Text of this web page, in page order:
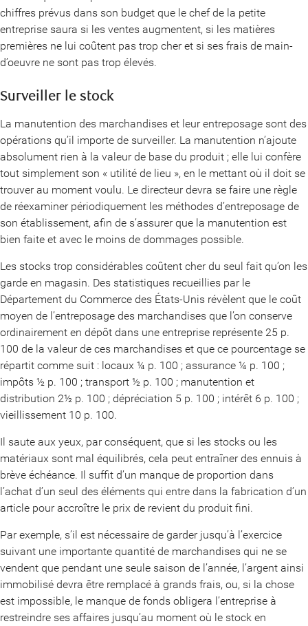
chiffres prévus dans son budget que le chef de la petite
entreprise saura si les ventes augmentent, si les matières
premières ne lui coûtent pas trop cher et si ses frais de main-
d’oeuvre ne sont pas trop élevés.
Surveiller le stock
La manutention des marchandises et leur entreposage sont des
opérations qu’il importe de surveiller. La manutention n’ajoute
absolument rien à la valeur de base du produit ; elle lui confère
tout simplement son « utilité de lieu », en le mettant où il doit se
trouver au moment voulu. Le directeur devra se faire une règle
de réexaminer périodiquement les méthodes d’entreposage de
son établissement, afin de s’assurer que la manutention est
bien faite et avec le moins de dommages possible.
Les stocks trop considérables coûtent cher du seul fait qu’on les
garde en magasin. Des statistiques recueillies par le
Département du Commerce des États-Unis révèlent que le coût
moyen de l’entreposage des marchandises que l’on conserve
ordinairement en dépôt dans une entreprise représente 25 p.
100 de la valeur de ces marchandises et que ce pourcentage se
répartit comme suit : locaux ¼ p. 100 ; assurance ¼ p. 100 ;
impôts ½ p. 100 ; transport ½ p. 100 ; manutention et
distribution 2½ p. 100 ; dépréciation 5 p. 100 ; intérêt 6 p. 100 ;
vieillissement 10 p. 100.
Il saute aux yeux, par conséquent, que si les stocks ou les
matériaux sont mal équilibrés, cela peut entraîner des ennuis à
brève échéance. Il suffit d’un manque de proportion dans
l’achat d’un seul des éléments qui entre dans la fabrication d’un
article pour accroître le prix de revient du produit fini.
Par exemple, s’il est nécessaire de garder jusqu’à l’exercice
suivant une importante quantité de marchandises qui ne se
vendent que pendant une seule saison de l’année, l’argent ainsi
immobilisé devra être remplacé à grands frais, ou, si la chose
est impossible, le manque de fonds obligera l’entreprise à
restreindre ses affaires jusqu’au moment où le stock en